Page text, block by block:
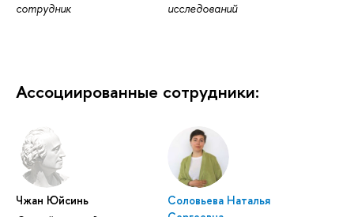
сотрудник
исследований
Ассоциированные сотрудники:
Чжан Юйсинь
Соловьева Наталья